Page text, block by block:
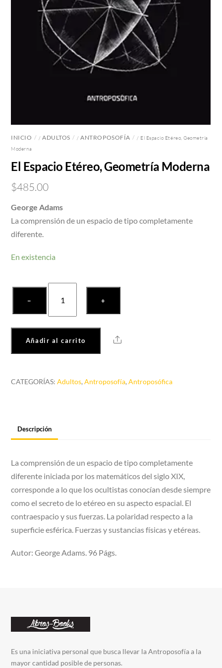
INICIO /ADULTOS /ANTROPOSOFÍA
/ El Espacio Etéreo, Geometría
Moderna
El Espacio Etéreo, Geometría Moderna
$485.00
George Adams
La comprensión de un espacio de tipo completamente
diferente.
En existencia
−
Espacio
Etéreo,
Geometría
Moderna
cantidad
+
Añadir al carrito Share
CATEGORÍAS:Adultos,Antroposofía,Antroposófica
Descripción
La comprensión de un espacio de tipo completamente
diferente iniciada por los matemáticos del siglo XIX,
corresponde a lo que los ocultistas conocían desde siempre
como el secreto de lo etéreo en su aspecto espacial. El
contraespacio y sus fuerzas. La polaridad respecto a la
superficie esférica. Fuerzas y sustancias físicas y etéreas.
Autor: George Adams. 96 Págs.
Es una iniciativa personal que busca llevar la Antroposofía a la
mayor cantidad posible de personas.